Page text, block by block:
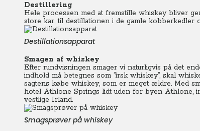
Destillering
Hele processen med at fremstille whiskey bliver
store kar, til destillationen i de gamle kobberkedler
Destillationsapparat
Smagen af whiskey
Efter rundvisningen smager vi naturligvis på det
indhold må betegnes som ”irsk whiskey”, skal
sagtens købe whiskey, som er meget ældre. Med
hotel Athlone Springs lidt uden for byen Athlone,
vestlige Irland.
Smagsprøver på whiskey